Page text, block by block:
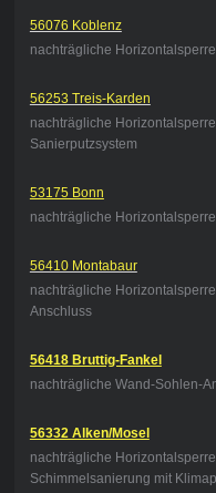
56076 Koblenz
nachträgliche
56253 Treis-Karden
nachträgliche
Sanierputzsystem
53175 Bonn
nachträgliche
56410 Montabaur
nachträgliche
Anschluss
56418 Bruttig-Fankel
nachträgliche Wand-Sohlen-
56332 Alken/Mosel
nachträgliche
Schimmelsanierung mit